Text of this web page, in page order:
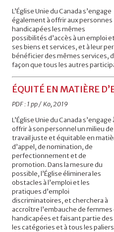
L’Église Unie du Canada s’engage
également à offrir aux personnes
handicapées les mêmes
possibilités d’accès à un emploi
ses biens et services, et à leur
bénéficier des mêmes services,
façon que tous les autres
ÉQUITÉ EN MATIÈRE
PDF : 1 pp / Ko, 2019
L’Église Unie du Canada s’engage
offrir à son personnel un milieu de
travail juste et équitable en
d’appel, de nomination, de
perfectionnement et de
promotion. Dans la mesure du
possible, l’Église éliminera les
obstacles à l’emploi et les
pratiques d’emploi
discriminatoires, et cherchera à
accroître l’embauche de
handicapées et faisant partie
les catégories et à tous les